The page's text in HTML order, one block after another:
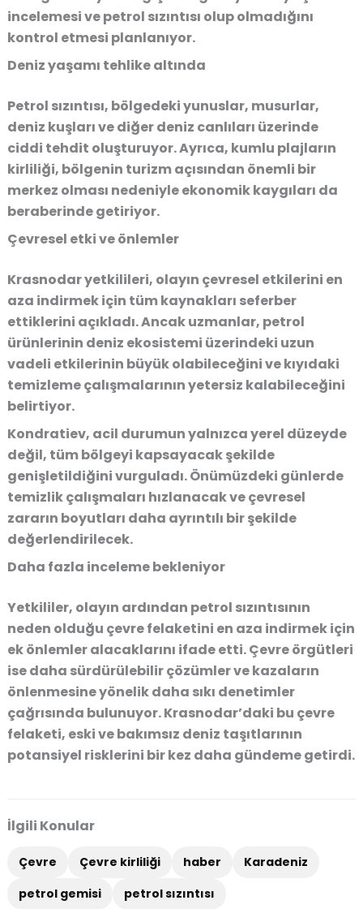
incelemesi ve petrol sızıntısı olup olmadığını
kontrol etmesi planlanıyor.
Deniz yaşamı tehlike altında
Petrol sızıntısı, bölgedekiyunuslar, musurlar,
deniz kuşları ve diğer deniz canlıları üzerinde
ciddi tehdit oluşturuyor. Ayrıca, kumlu plajların
kirliliği, bölgenin turizm açısından önemli bir
merkez olması nedeniyle ekonomik kaygıları da
beraberinde getiriyor.
Çevresel etki ve önlemler
Krasnodar yetkilileri, olayın çevresel etkilerini en
aza indirmek için tüm kaynakları seferber
ettiklerini açıkladı. Ancak uzmanlar, petrol
ürünlerinin deniz ekosistemi üzerindeki uzun
vadeli etkilerinin büyük olabileceğini ve kıyıdaki
temizleme çalışmalarının yetersiz kalabileceğini
belirtiyor.
Kondratiev, acil durumun yalnızca yerel düzeyde
değil, tüm bölgeyi kapsayacak şekilde
genişletildiğini vurguladı. Önümüzdeki günlerde
temizlik çalışmaları hızlanacak ve çevresel
zararın boyutları daha ayrıntılı bir şekilde
değerlendirilecek.
Daha fazla inceleme bekleniyor
Yetkililer, olayın ardından petrol sızıntısının
neden olduğu çevre felaketini en aza indirmek için
ek önlemler alacaklarını ifade etti. Çevre örgütleri
ise daha sürdürülebilir çözümler ve kazaların
önlenmesine yönelik daha sıkı denetimler
çağrısında bulunuyor. Krasnodar’daki bu çevre
felaketi, eski ve bakımsız deniz taşıtlarının
potansiyel risklerini bir kez daha gündeme getirdi.
İlgili Konular
Çevre Çevre kirliliği haber
Karadeniz
petrol gemisi
petrol sızıntısı